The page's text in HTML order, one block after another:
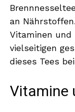
an
Vitaminen
vielseitigen
dieses Tees
Vitamine